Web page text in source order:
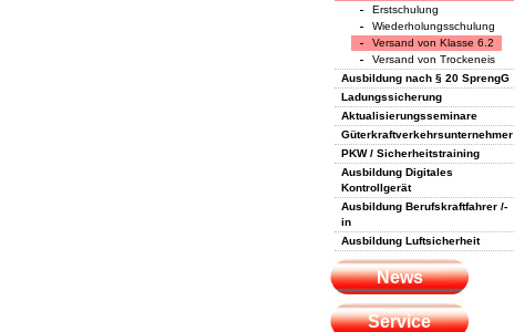
Erstschulung
Wiederholungsschulung
Versand von Klasse 6.2
Versand von Trockeneis
Ausbildung nach § 20 SprengG
Ladungssicherung
Aktualisierungsseminare
Güterkraftverkehrsunternehmer
PKW / Sicherheitstraining
Ausbildung Digitales
Kontrollgerät
Ausbildung Berufskraftfahrer /-
in
Ausbildung Luftsicherheit
News
Service